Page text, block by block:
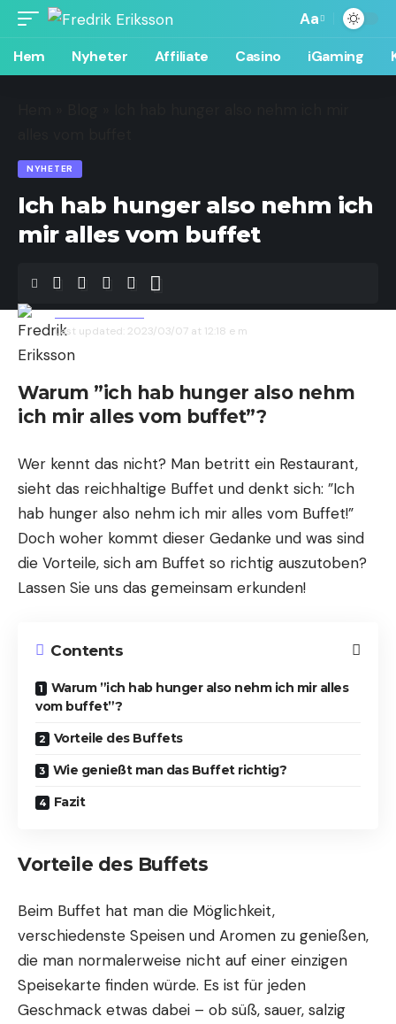
Aa
Hem Nyheter Affiliate Casino iGaming
NYHETER
Ich hab hunger also nehm ich
mir alles vom buffet
Last updated: 2023/03/07 at 12:18 e m
Fredrik Eriksson
Warum ”ich hab hunger also nehm
ich mir alles vom buffet”?
Wer kennt das nicht? Man betritt ein Restaurant,
sieht das reichhaltige Buffet und denkt sich: ”Ich
hab hunger also nehm ich mir alles vom Buffet!”
Doch woher kommt dieser Gedanke und was sind
die Vorteile, sich am Buffet so richtig auszutoben?
Lassen Sie uns das gemeinsam erkunden!
Contents
Warum ”ich hab hunger also nehm ich mir alles
vom buffet”?
Vorteile des Buffets
Wie genießt man das Buffet richtig?
Fazit
Vorteile des Buffets
Beim Buffet hat man die Möglichkeit,
verschiedenste Speisen und Aromen zu genießen,
die man normalerweise nicht auf einer einzigen
Speisekarte finden würde. Es ist für jeden
Geschmack etwas dabei – ob süß, sauer, salzig